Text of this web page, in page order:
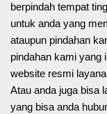
berpindah tempat
untuk anda yang
ataupun pindahan
pindahan kami yang
website resmi
Atau anda juga bisa
yang bisa anda